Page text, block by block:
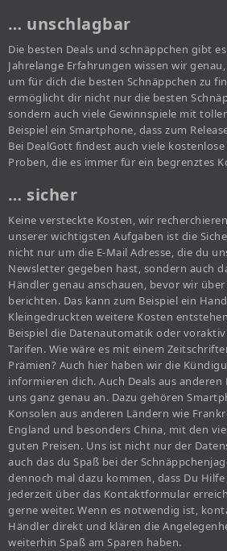
… unschlagbar
Die besten Deals und schnäppchen gibt
Jahrelange Erfahrungen wissen wir
um für dich die besten Schnäppchen zu
ermöglicht dir nicht nur die besten
sondern auch viele Gewinnspiele mit
Beispiel ein Smartphone, dass zum
Bei DealGott findest auch viele
Proben, die es immer für ein begrenztes
… sicher
Keine versteckte Kosten, wir
unserer wichtigsten Aufgaben ist die
nicht nur um die E-Mail Adresse, die du
Newsletter gegeben hast, sondern auch
Händler genau anschauen, bevor wir
berichten. Das kann zum Beispiel ein
Kleingedruckten weitere Kosten
Beispiel die Datenautomatik oder
Tarifen. Wie wäre es mit einem
Prämien? Auch hier haben wir die
informieren dich. Auch Deals aus anderen
uns ganz genau an. Dazu gehören
Konsolen aus anderen Ländern wie
England und besonders China, mit den
guten Preisen. Uns ist nicht nur der
auch das du Spaß bei der
dennoch mal dazu kommen, dass Du
jederzeit über das Kontaktformular
gerne weiter. Wenn es notwendig ist,
Händler direkt und klären die
weiterhin Spaß am Sparen haben.